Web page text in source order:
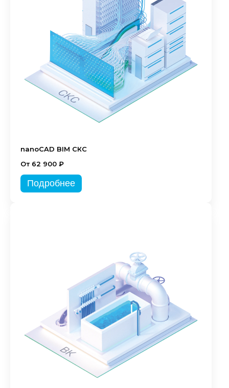
nanoCAD BIM СКС
От 62 900 ₽
Подробнее